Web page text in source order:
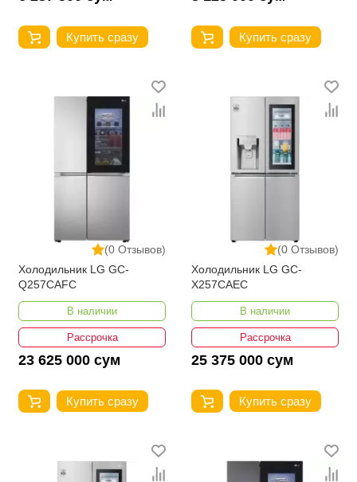
Купить сразу Купить сразу
(0 Отзывов)
Холодильник LG GC-
Q257CAFC
В наличии
Рассрочка
23 625 000 сум
Купить сразу
(0 Отзывов)
Холодильник LG GC-
X257CAEC
В наличии
Рассрочка
25 375 000 сум
Купить сразу